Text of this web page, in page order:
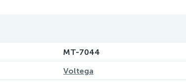
MT-7044
Voltega